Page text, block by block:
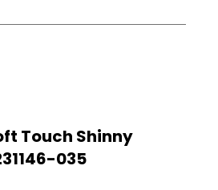
Touch Shinny
035